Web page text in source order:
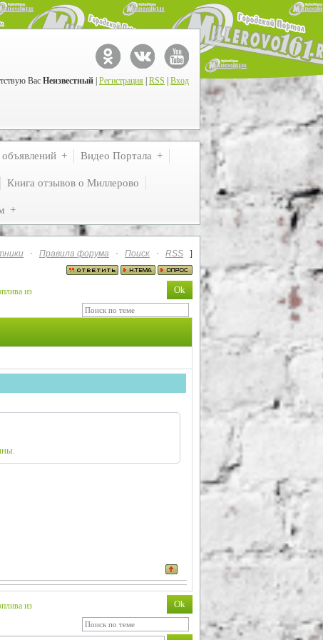
Вас Неизвестный Регистрация RSS Вход
Видео Портала
Книга отзывов о Миллерово
· Правила форума · Поиск · RSS
]
из
из